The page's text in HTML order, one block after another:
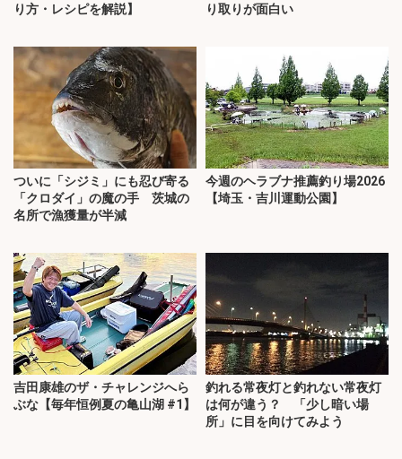
り方・レシピを解説】 り取りが面白い
ついに「シジミ」にも忍び寄る
「クロダイ」の魔の手 茨城の
名所で漁獲量が半減
今週のヘラブナ推薦釣り場2026
【埼玉・吉川運動公園】
吉田康雄のザ・チャレンジへら
ぶな【毎年恒例夏の亀山湖 #1】
釣れる常夜灯と釣れない常夜灯
は何が違う？ 「少し暗い場
所」に目を向けてみよう